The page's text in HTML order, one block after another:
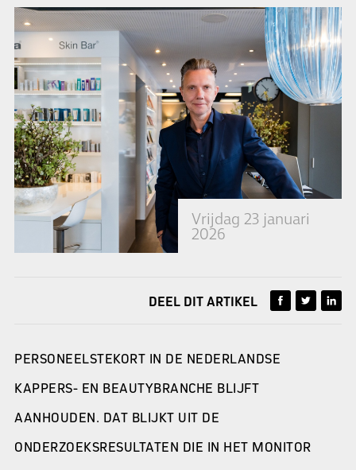
Vrijdag 23 januari
2026
DEEL DIT ARTIKEL
PERSONEELSTEKORT IN DE NEDERLANDSE
KAPPERS- EN BEAUTYBRANCHE BLIJFT
AANHOUDEN. DAT BLIJKT UIT DE
ONDERZOEKSRESULTATEN DIE IN HET MONITOR